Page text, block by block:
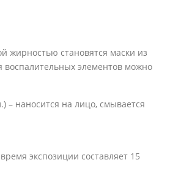
жирностью становятся маски из
элементов можно
– наносится на лицо, смывается
экспозиции составляет 15